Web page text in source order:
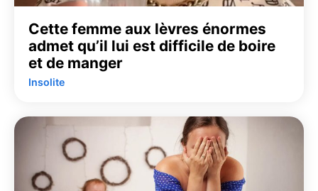
Cette femme aux lèvres énormes
admet qu’il lui est difficile de boire
et de manger
Insolite